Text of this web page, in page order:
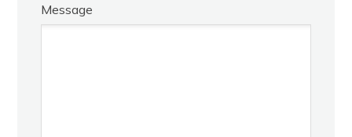
Message